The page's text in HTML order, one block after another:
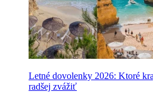
Letné dovolenky 2026: Ktoré
radšej zvážiť